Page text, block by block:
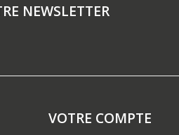
NEWSLETTER
VOTRE COMPTE